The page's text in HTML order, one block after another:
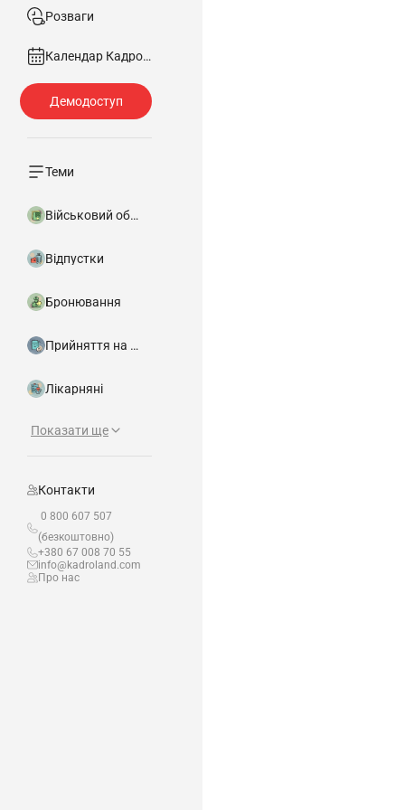
Розваги
Календар Кадровика
Теми
Військовий облік
Відпустки
Бронювання
Прийняття на роботу
Лікарняні
Показати ще
Контакти
0 800 607 507
(безкоштовно)
+380 67 008 70 55
info@kadroland.com
Про нас